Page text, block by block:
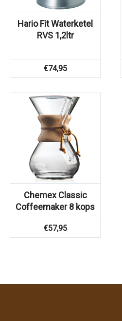
Hario Fit Waterketel
RVS 1,2ltr
€74,95
Chemex Classic
Coffeemaker 8 kops
€57,95